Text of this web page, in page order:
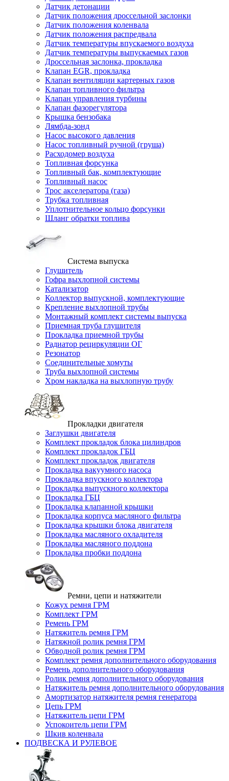
Датчик детонации
Датчик положения дроссельной заслонки
Датчик положения коленвала
Датчик положения распредвала
Датчик температуры впускаемого воздуха
Датчик температуры выпускаемых газов
Дроссельная заслонка, прокладка
Клапан EGR, прокладка
Клапан вентиляции картерных газов
Клапан топливного фильтра
Клапан управления турбины
Клапан фазорегулятора
Крышка бензобака
Лямбда-зонд
Насос высокого давления
Насос топливный ручной (груша)
Расходомер воздуха
Топливная форсунка
Топливный бак, комплектующие
Топливный насос
Трос акселератора (газа)
Трубка топливная
Уплотнительное кольцо форсунки
Шланг обратки топлива
Система выпуска
Глушитель
Гофра выхлопной системы
Катализатор
Коллектор выпускной, комплектующие
Крепление выхлопной трубы
Монтажный комплект системы выпуска
Приемная труба глушителя
Прокладка приемной трубы
Радиатор рециркуляции ОГ
Резонатор
Соединительные хомуты
Труба выхлопной системы
Хром накладка на выхлопную трубу
Прокладки двигателя
Заглушки двигателя
Комплект прокладок блока цилиндров
Комплект прокладок ГБЦ
Комплект прокладок двигателя
Прокладка вакуумного насоса
Прокладка впускного коллектора
Прокладка выпускного коллектора
Прокладка ГБЦ
Прокладка клапанной крышки
Прокладка корпуса масляного фильтра
Прокладка крышки блока двигателя
Прокладка масляного охладителя
Прокладка масляного поддона
Прокладка пробки поддона
Ремни, цепи и натяжители
Кожух ремня ГРМ
Комплект ГРМ
Ремень ГРМ
Натяжитель ремня ГРМ
Натяжной ролик ремня ГРМ
Обводной ролик ремня ГРМ
Комплект ремня дополнительного оборудования
Ремень дополнительного оборудования
Ролик ремня дополнительного оборудования
Натяжитель ремня дополнительного оборудования
Амортизатор натяжителя ремня генератора
Цепь ГРМ
Натяжитель цепи ГРМ
Успокоитель цепи ГРМ
Шкив коленвала
ПОДВЕСКА И РУЛЕВОЕ